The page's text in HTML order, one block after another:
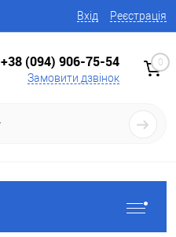
Вхід Реєстрація
+38 (094) 906-75-54
Замовити дзвінок
0